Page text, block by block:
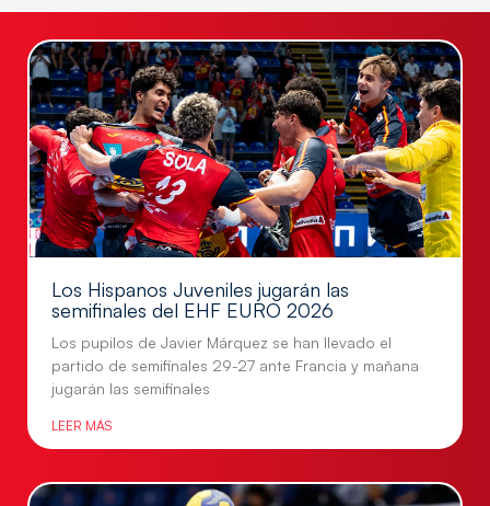
Los Hispanos Juveniles jugarán las
semifinales del EHF EURO 2026
Los pupilos de Javier Márquez se han llevado el
partido de semifinales 29-27 ante Francia y mañana
jugarán las semifinales
LEER MÁS